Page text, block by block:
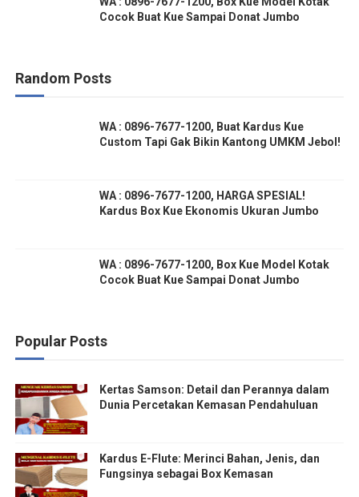
Cocok Buat Kue Sampai Donat Jumbo
Random Posts
WA : 0896-7677-1200, Buat Kardus Kue
Custom Tapi Gak Bikin Kantong UMKM Jebol!
WA : 0896-7677-1200, HARGA SPESIAL!
Kardus Box Kue Ekonomis Ukuran Jumbo
WA : 0896-7677-1200, Box Kue Model Kotak
Cocok Buat Kue Sampai Donat Jumbo
Popular Posts
Kertas Samson: Detail dan Perannya dalam
Dunia Percetakan Kemasan Pendahuluan
Kardus E-Flute: Merinci Bahan, Jenis, dan
Fungsinya sebagai Box Kemasan